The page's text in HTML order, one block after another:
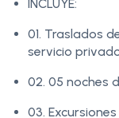
INCLUYE:
01. Traslados
servicio
02. 05 noches
03.